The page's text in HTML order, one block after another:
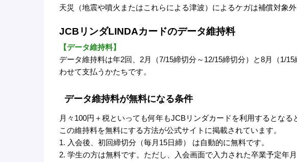
天災（地震や噴火またはこれらによる津波）によるケガは補償対象外
JCBリンダLINDAカードのデータ維持料
【データ維持料】
データ維持料は年2回、2月（7/15締切分～12/15締切分）と8月（1/
わせて支払うかたちです。
データ維持料が無料になる条件
月々100円＋税といっても何年もJCBリンダカードを利用するとなる
この維持料を無料にする方法が公式サイトに掲載されています。
1. 入会後、初回締切分（毎月15日締） は自動的に無料です。
2. 学生の方は無料です。ただし、入会画面で入力された卒業予定年